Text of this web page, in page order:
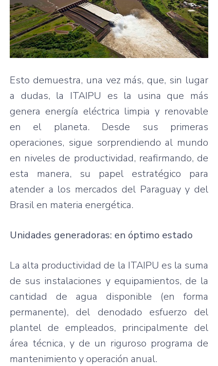
Esto demuestra, una vez más, que, sin lugar
a dudas, la ITAIPU es la usina que más
genera energía eléctrica limpia y renovable
en el planeta. Desde sus primeras
operaciones, sigue sorprendiendo al mundo
en niveles de productividad, reafirmando, de
esta manera, su papel estratégico para
atender a los mercados del Paraguay y del
Brasil en materia energética.
Unidades generadoras: en óptimo estado
La alta productividad de la ITAIPU es la suma
de sus instalaciones y equipamientos, de la
cantidad de agua disponible (en forma
permanente), del denodado esfuerzo del
plantel de empleados, principalmente del
área técnica, y de un riguroso programa de
mantenimiento y operación anual.